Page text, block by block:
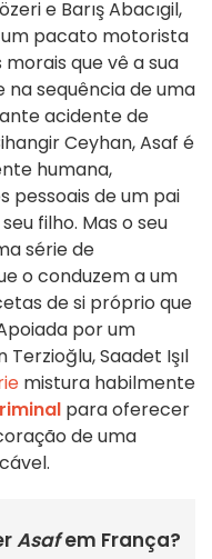
e Barış Abacıgil,
pacato motorista
que vê a sua
sequência de uma
acidente de
Ceyhan, Asaf é
humana,
de um pai
filho. Mas o seu
série de
o conduzem a um
de si próprio que
por um
Saadet Işıl
mistura habilmente
para oferecer
de uma
Asafem França?